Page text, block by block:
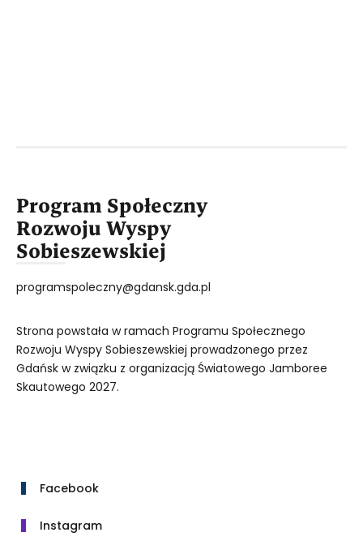
Program Społeczny
Rozwoju Wyspy
Sobieszewskiej
programspoleczny@gdansk.gda.pl
Strona powstała w ramach Programu Społecznego
Rozwoju Wyspy Sobieszewskiej prowadzonego przez
Gdańsk w związku z organizacją Światowego Jamboree
Skautowego 2027.
Facebook
Instagram